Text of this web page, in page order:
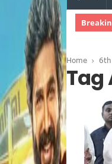
Home 6th
Tag